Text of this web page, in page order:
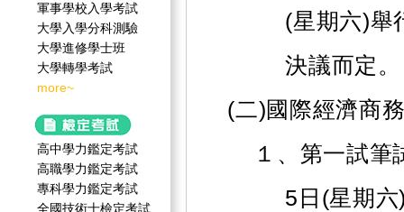
軍事學校入學考試
大學入學分科測驗
大學進修學士班
大學轉學考試
more~
高中學力鑑定考試
高職學力鑑定考試
專科學力鑑定考試
全國技術士檢定考試
(星期六)舉
決議而定。
(二)國際經濟商
１、第一試筆
5日(星期